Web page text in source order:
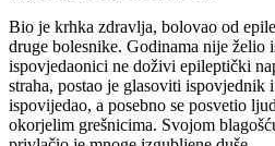
Bio je krhka zdravlja, bolovao od
druge bolesnike. Godinama nije želio
ispovjedaonici ne doživi epileptički
straha, postao je glasoviti ispovjednik
ispovijedao, a posebno se posvetio
okorjelim grešnicima. Svojom